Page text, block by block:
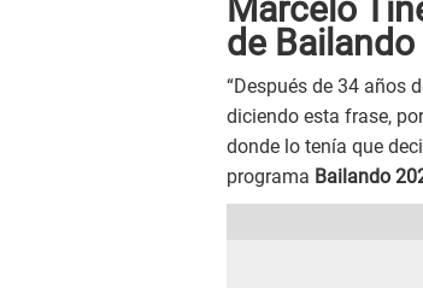
Marcelo
de
“Después de 34 años
diciendo esta frase,
donde lo tenía que
programa Bailando